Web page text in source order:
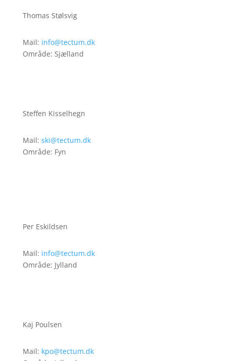
Thomas Stølsvig
Mail: info@tectum.dk
Område: Sjælland
Steffen Kisselhegn
Mail: ski@tectum.dk
Område: Fyn
Per Eskildsen
Mail: info@tectum.dk
Område: Jylland
Kaj Poulsen
Mail: kpo@tectum.dk